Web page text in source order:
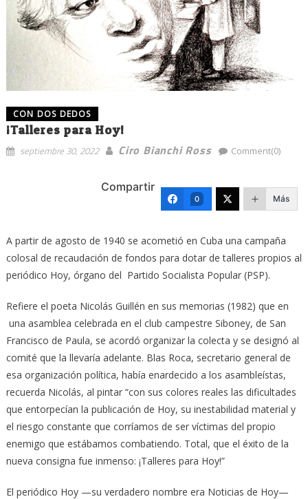
CON DOS DEDOS
¡Talleres para Hoy!
septiembre 30, 2022 Ciro Bianchi Ross Comment(0)
Compartir
0 Más
A partir de agosto de 1940 se acometió en Cuba una campaña
colosal de recaudación de fondos para dotar de talleres propios al
periódico Hoy, órgano del Partido Socialista Popular (PSP).
Refiere el poeta Nicolás Guillén en sus memorias (1982) que en
una asamblea celebrada en el club campestre Siboney, de San
Francisco de Paula, se acordó organizar la colecta y se designó al
comité que la llevaría adelante. Blas Roca, secretario general de
esa organización política, había enardecido a los asambleístas,
recuerda Nicolás, al pintar “con sus colores reales las dificultades
que entorpecían la publicación de Hoy, su inestabilidad material y
el riesgo constante que corríamos de ser víctimas del propio
enemigo que estábamos combatiendo. Total, que el éxito de la
nueva consigna fue inmenso: ¡Talleres para Hoy!”
El periódico Hoy —su verdadero nombre era Noticias de Hoy—